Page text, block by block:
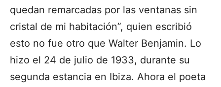
quedan remarcadas por las ventanas sin
cristal de mi habitación”, quien escribió
esto no fue otro que Walter Benjamin. Lo
hizo el 24 de julio de 1933, durante su
segunda estancia en Ibiza. Ahora el poeta